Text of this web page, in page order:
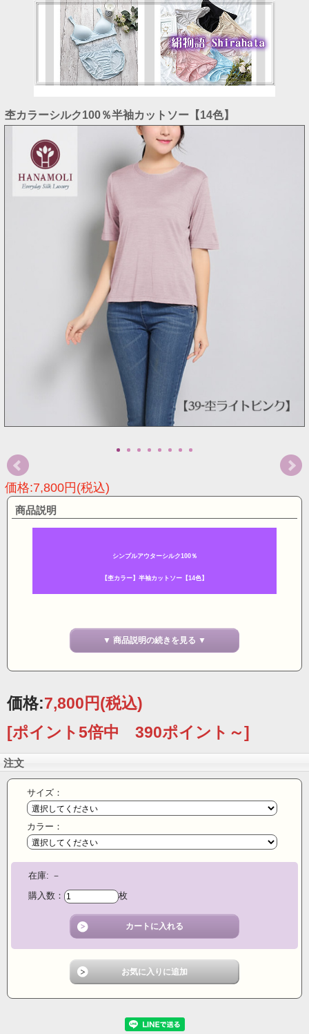
杢カラーシルク100％半袖カットソー【14色】
価格:7,800円(税込)
商品説明
シンプルアウターシルク100％
【杢カラー】半袖カットソー 【14色】
活躍 ラクな着心地で
１枚でもジャケットインでも、インナーとしても着まわしOK
吸湿性のあるシルクはスポーツの場面でも活躍！
自然な風合いの杢カットソーはカジュアルな場面でもok
杢糸を使用し柔らかな雰囲気に、衿ぐりには編み方変えた光沢感のある
仕上がり
どんなボトムにも合う丈感がうれしいトップスです。
組成 シルク100％
カラー
す。）
サイズ バスト 身丈 袖
丈 肩幅
25ｃｍ 38ｃｍ
Ｌサイズ 100ｃｍ 59ｃｍ 26
ｃｍ 40ｃｍ
▼ 商品説明の続きを見る ▼
価格:7,800円(税込)
[ポイント5倍中 390ポイント～]
注文
サイズ：
カラー：
在庫: －
購入数：
枚